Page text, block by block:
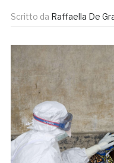
Scritto da Raffaella De